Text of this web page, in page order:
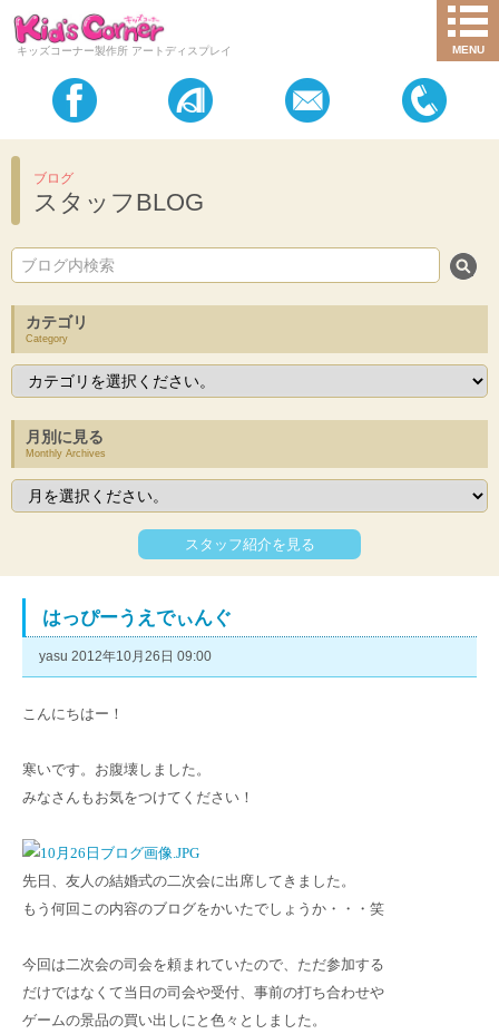
キッズコーナー製作所 アートディスプレイ MENU
ブログ
スタッフBLOG
カテゴリ
Category
月別に見る
Monthly Archives
スタッフ紹介を見る
はっぴーうえでぃんぐ
yasu 2012年10月26日 09:00
こんにちはー！
寒いです。お腹壊しました。
みなさんもお気をつけてください！
先日、友人の結婚式の二次会に出席してきました。
もう何回この内容のブログをかいたでしょうか・・・笑
今回は二次会の司会を頼まれていたので、ただ参加する
だけではなくて当日の司会や受付、事前の打ち合わせや
ゲームの景品の買い出しにと色々としました。